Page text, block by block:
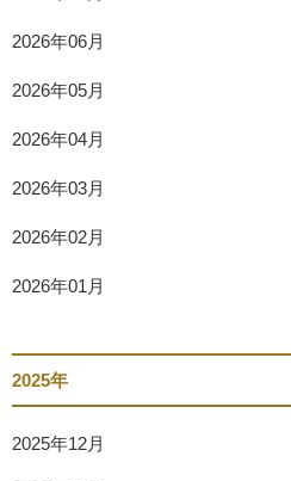
2026年06月
2026年05月
2026年04月
2026年03月
2026年02月
2026年01月
2025年
2025年12月